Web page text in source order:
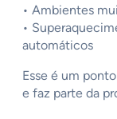
• Ambientes
•
automáticos
Esse é um
e faz parte da